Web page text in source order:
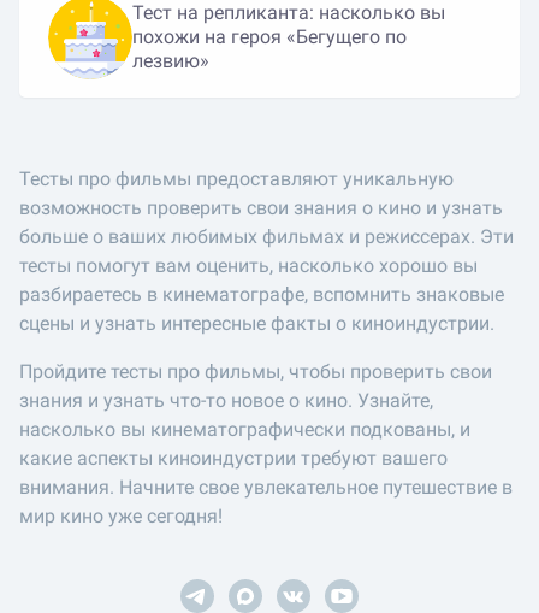
Тест на репликанта: насколько вы
похожи на героя «Бегущего по
лезвию»
Тесты про фильмы предоставляют уникальную
возможность проверить свои знания о кино и узнать
больше о ваших любимых фильмах и режиссерах. Эти
тесты помогут вам оценить, насколько хорошо вы
разбираетесь в кинематографе, вспомнить знаковые
сцены и узнать интересные факты о киноиндустрии.
Пройдите тесты про фильмы, чтобы проверить свои
знания и узнать что-то новое о кино. Узнайте,
насколько вы кинематографически подкованы, и
какие аспекты киноиндустрии требуют вашего
внимания. Начните свое увлекательное путешествие в
мир кино уже сегодня!